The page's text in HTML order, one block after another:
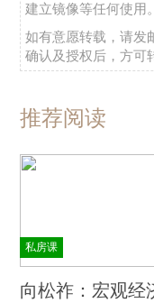
建立镜像等任何使用。
如有意愿转载，请发
确认及授权后，方可
推荐阅读
私房课
向松祚：宏观经